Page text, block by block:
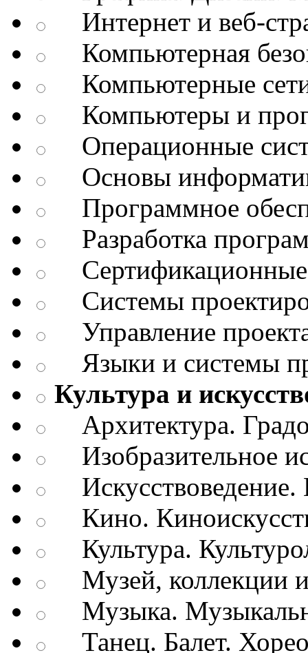
Интернет и веб-
Компьютерная
Компьютерные
Компьютеры и
Операционные
Основы
Программное
Разработка
Сертификационные
Системы
Управление
Языки и системы
Культура и
Архитектура.
Изобразительное
Искусствоведение.
Кино.
Культура.
Музей, коллекции
Музыка.
Танец. Балет.